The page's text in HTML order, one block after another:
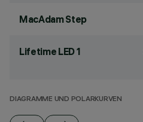
MacAdam Step
Lifetime LED 1
DIAGRAMME UND POLARKURVEN